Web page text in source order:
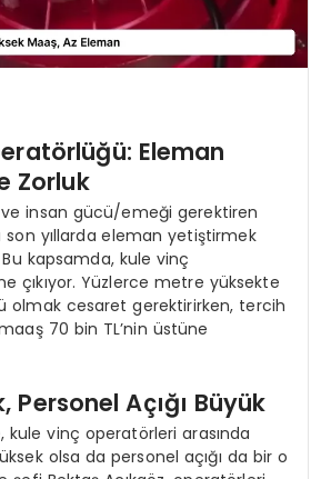
Eleman
Zorluk
insan gücü/emeği gerektiren
son yıllarda eleman yetiştirmek
kapsamda, kule vinç
çıkıyor. Yüzlerce metre yüksekte
olmak cesaret gerektirirken, tercih
70 bin TL’nin üstüne
Personel Açığı Büyük
kule vinç operatörleri arasında
olsa da personel açığı da bir o